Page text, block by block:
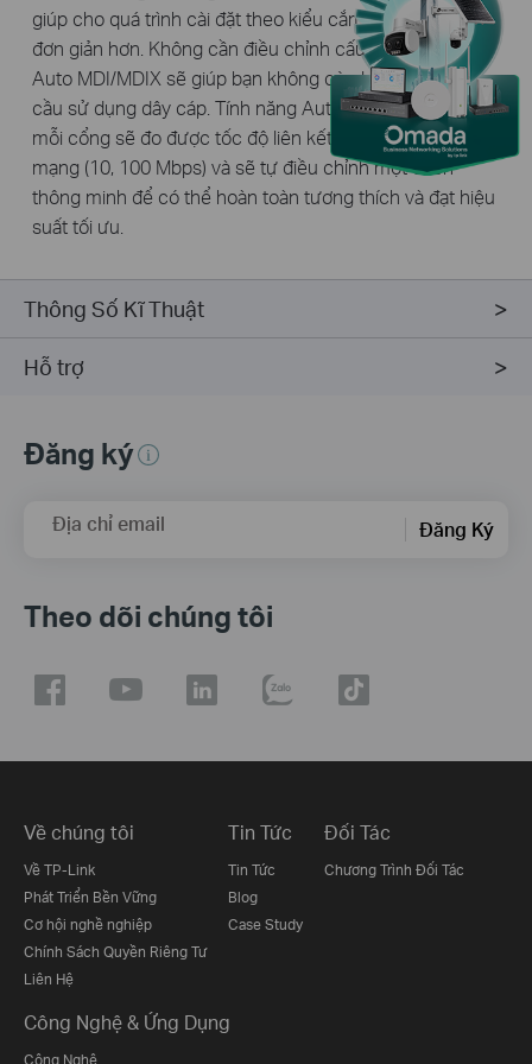
giúp cho quá trình cài đặt theo kiểu cắm và chạy trở nên
đơn giản hơn. Không cần điều chỉnh cấu hình. Tính năng
Auto MDI/MDIX sẽ giúp bạn không còn lo lắng về nhu
cầu sử dụng dây cáp. Tính năng Auto-negotiation trên
mỗi cổng sẽ đo được tốc độ liên kết của một thiết bị
mạng (10, 100 Mbps) và sẽ tự điều chỉnh một cách
thông minh để có thể hoàn toàn tương thích và đạt hiệu
suất tối ưu.
Thông Số Kĩ Thuật
Hỗ trợ
Đăng ký
Địa chỉ email Đăng Ký
Theo dõi chúng tôi
Về chúng tôi
Về TP-Link
Phát Triển Bền Vững
Cơ hội nghề nghiệp
Chính Sách Quyền Riêng Tư
Liên Hệ
Tin Tức
Tin Tức
Blog
Case Study
Đối Tác
Chương Trình Đối Tác
Công Nghệ & Ứng Dụng
Công Nghệ